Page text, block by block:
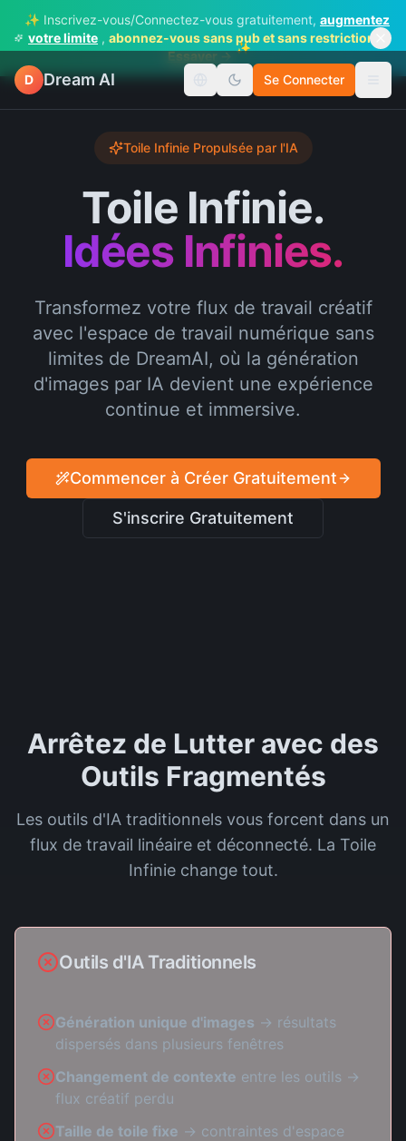
✨ Inscrivez-vous/Connectez-vous gratuitement, augmentez
votre limite , abonnez-vous sans pub et sans restrictions
Essayer → ✨
D
Dream AI Changer de langue
Se Connecter
Toile Infinie Propulsée par l'IA
Toile Infinie.
Idées Infinies.
Transformez votre flux de travail créatif
avec l'espace de travail numérique sans
limites de DreamAI, où la génération
d'images par IA devient une expérience
continue et immersive.
Commencer à Créer Gratuitement
S'inscrire Gratuitement
Arrêtez de Lutter avec des
Outils Fragmentés
Les outils d'IA traditionnels vous forcent dans un
flux de travail linéaire et déconnecté. La Toile
Infinie change tout.
Outils d'IA Traditionnels
Génération unique d'images → résultats
dispersés dans plusieurs fenêtres
Changement de contexte entre les outils →
flux créatif perdu
Taille de toile fixe → contraintes d'espace